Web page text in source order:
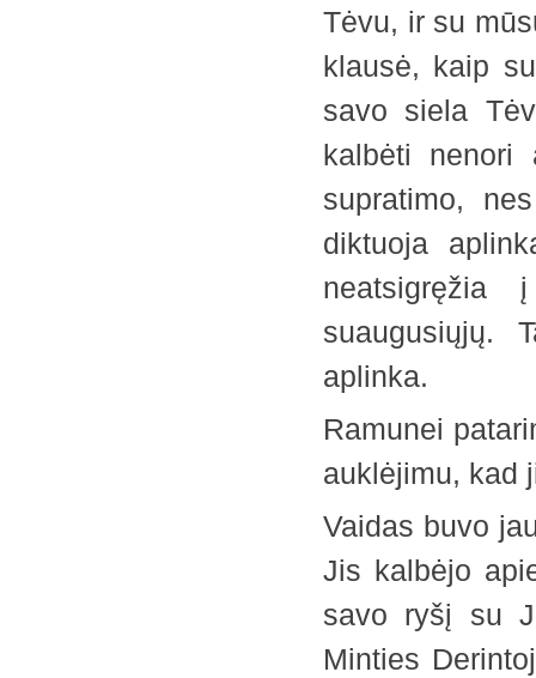
Tėvu, ir su
klausė, kaip
savo siela
kalbėti nenori
supratimo,
diktuoja
suaugusiųjų.
aplinka.
Ramunei
auklėjimu, kad
Vaidas buvo
Jis kalbėjo
savo ryšį su
Minties